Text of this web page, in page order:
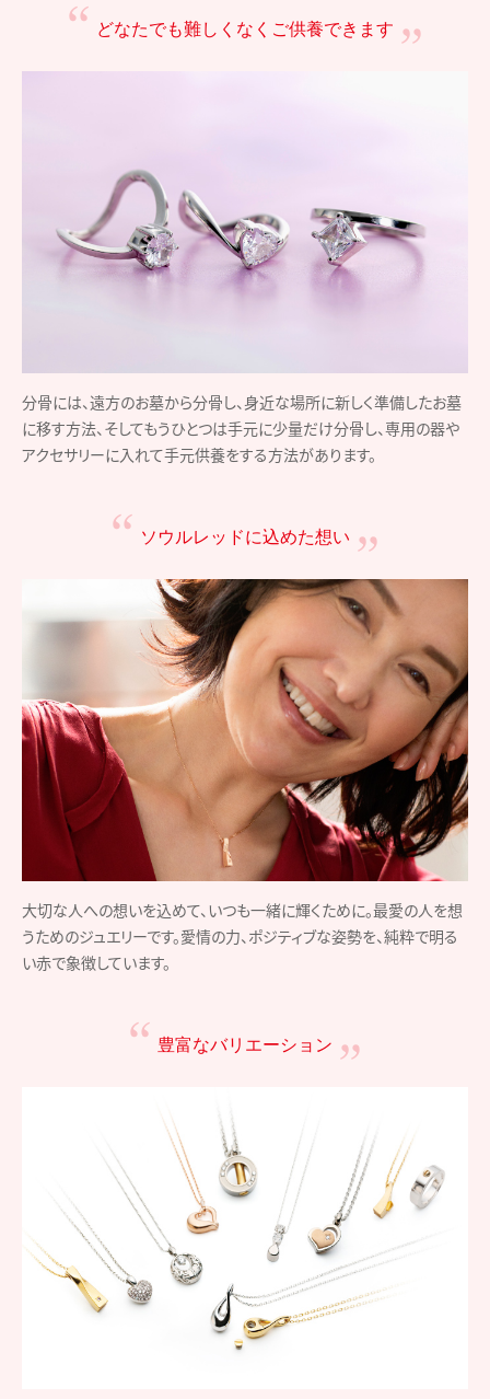
どなたでも難しくなく ご供養できます
分骨には、遠方のお墓から分骨し、身近な場所に新しく準備したお墓
に移す方法、そしてもうひとつは手元に少量だけ分骨し、専用の器や
アクセサリーに入れて手元供養をする方法があります。
ソウルレッドに込めた想い
大切な人への想いを込めて、いつも一緒に輝くために。最愛の人を想
うためのジュエリーです。愛情の力、ポジティブな姿勢を、純粋で明る
い赤で象徴しています。
豊富なバリエーション